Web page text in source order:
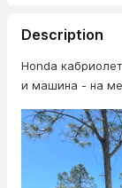
Description
Honda
и машина - на